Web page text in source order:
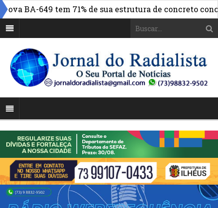
649 tem 71% de sua estrutura de concreto